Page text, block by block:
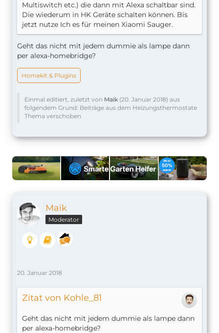
Multiswitch etc.) die dann mit Alexa schaltbar sind.
Die wiederum in HK Geräte schalten können. Bis
jetzt nutze Ich es für meinen Xiaomi Sauger.
Geht das nicht mit jedem dummie als lampe dann
per alexa-homebridge?
Homekit & Plugins
Einmal editiert, zuletzt von Maik (20. Januar 2018) aus
folgendem Grund: Beiträge aus dem Heizungsthermostate
Thema verschoben
Maik
Moderator
20. Januar 2018
Zitat von Kohle_81
Geht das nicht mit jedem dummie als lampe dann
per alexa-homebridge?